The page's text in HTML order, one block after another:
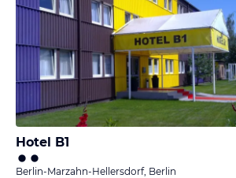
Hotel B1
Berlin-Marzahn-Hellersdorf, Berlin